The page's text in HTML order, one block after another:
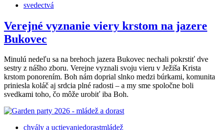
svedectvá
Verejné vyznanie viery krstom na jazere
Bukovec
Minulú nedeľu sa na brehoch jazera Bukovec nechali pokrstiť dve
sestry z nášho zboru. Verejne vyznali svoju vieru v Ježiša Krista
krstom ponorením. Boh nám doprial slnko medzi búrkami, komunita
priniesla koláč aj srdcia plné radosti – a my sme spoločne boli
svedkami toho, čo môže urobiť iba Boh.
chvály a uctievaniedorastmládež